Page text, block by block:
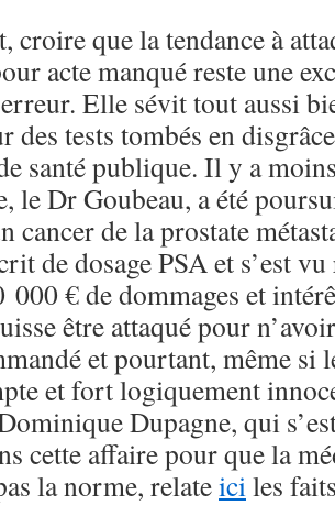
croire que la tendance à
acte manqué reste une
Elle sévit tout aussi
des tests tombés en
santé publique. Il y a
le Dr Goubeau, a été
cancer de la prostate
de dosage PSA et s’est
000 € de dommages et
être attaqué pour
et pourtant, même si
et fort logiquement
Dupagne, qui
cette affaire pour que la
la norme, relateiciles